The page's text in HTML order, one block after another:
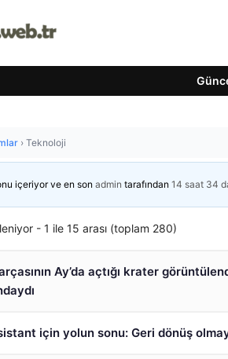
› Teknoloji
içeriyor ve en son admin tarafından 14 saat 34
- 1 ile 15 arası (toplam 280)
Ay’da açtığı krater
için yolun sonu: Geri dönüş